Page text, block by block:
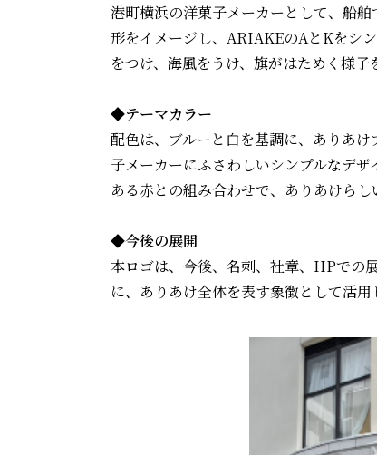
港町横浜の洋菓子メーカーとして、船
形をイメージし、ARIAKEのAとKをシ
をつけ、海風をうけ、旗がはためく様子
◆テーマカラー
配色は、ブルーと白を基調に、ありあ
子メーカーにふさわしいシンプルなデ
ある赤との組み合わせで、ありあけらし
◆今後の展開
本ロゴは、今後、名刺、社章、HPでの
に、ありあけ全体を表す象徴として活用